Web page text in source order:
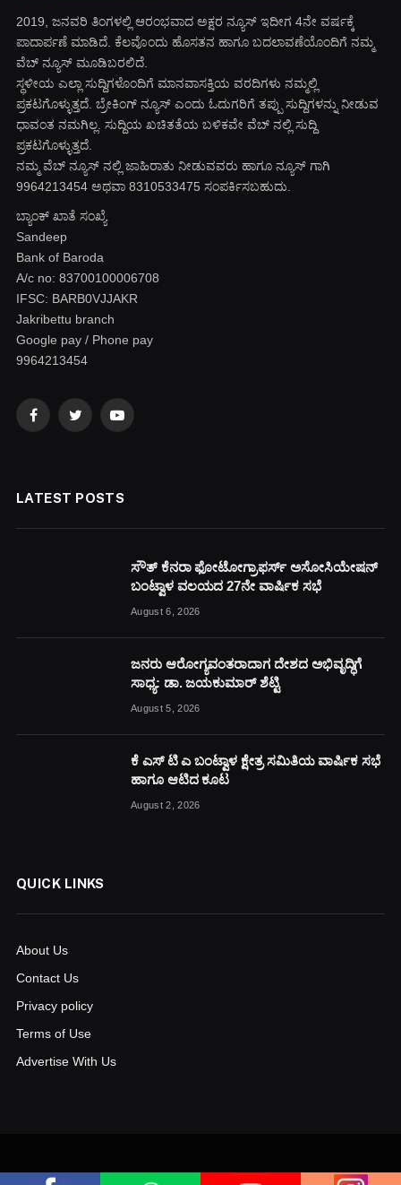
2019, ಜನವರಿ‌ ತಿಂಗಳಲ್ಲಿ ಆರಂಭವಾದ ಅಕ್ಷರ ನ್ಯೂಸ್ ಇದೀಗ 4ನೇ ವರ್ಷಕ್ಕೆ
ಪಾದಾರ್ಪಣೆ ಮಾಡಿದೆ. ಕೆಲವೊಂದು ಹೊಸತನ ಹಾಗೂ ಬದಲಾವಣೆಯೊಂದಿಗೆ ನಮ್ಮ
ವೆಬ್ ನ್ಯೂಸ್ ಮೂಡಿಬರಲಿದೆ.
ಸ್ಥಳೀಯ ಎಲ್ಲಾ ಸುದ್ದಿಗಳೊಂದಿಗೆ ಮಾನವಾಸಕ್ತಿಯ ವರದಿಗಳು ನಮ್ಮಲ್ಲಿ
ಪ್ರಕಟಗೊಳ್ಳುತ್ತದೆ. ಬ್ರೇಕಿಂಗ್ ನ್ಯೂಸ್ ಎಂದು ಓದುಗರಿಗೆ ತಪ್ಪು ಸುದ್ದಿಗಳನ್ನು ನೀಡುವ
ಧಾವಂತ ನಮಗಿಲ್ಲ. ಸುದ್ದಿಯ ಖಚಿತತೆಯ ಬಳಿಕವೇ ವೆಬ್ ನಲ್ಲಿ ಸುದ್ದಿ
ಪ್ರಕಟಗೊಳ್ಳುತ್ತದೆ.
ನಮ್ಮ ವೆಬ್ ನ್ಯೂಸ್ ನಲ್ಲಿ ಜಾಹಿರಾತು ನೀಡುವವರು ಹಾಗೂ ನ್ಯೂಸ್ ಗಾಗಿ
9964213454 ಅಥವಾ 8310533475 ಸಂಪರ್ಕಿಸಬಹುದು.
ಬ್ಯಾಂಕ್ ಖಾತೆ ಸಂಖ್ಯೆ
Sandeep
Bank of Baroda
A/c no: 83700100006708
IFSC: BARB0VJJAKR
Jakribettu branch
Google pay / Phone pay
9964213454
FacebookTwitter YouTube
LATEST POSTS
ಸೌತ್ ಕೆನರಾ ಫೋಟೋಗ್ರಾಫರ್ಸ್ ಅಸೋಸಿಯೇಷನ್
ಬಂಟ್ವಾಳ ವಲಯದ 27ನೇ ವಾರ್ಷಿಕ ಸಭೆ
August 6, 2026
ಜನರು ಆರೋಗ್ಯವಂತರಾದಾಗ ದೇಶದ ಅಭಿವೃದ್ಧಿಗೆ
ಸಾಧ್ಯ: ಡಾ. ಜಯಕುಮಾರ್ ಶೆಟ್ಟಿ
August 5, 2026
ಕೆ ಎಸ್ ಟಿ ಎ ಬಂಟ್ವಾಳ ಕ್ಷೇತ್ರ ಸಮಿತಿಯ ವಾರ್ಷಿಕ ಸಭೆ
ಹಾಗೂ ಆಟಿದ ಕೂಟ
August 2, 2026
QUICK LINKS
About Us
Contact Us
Privacy policy
Terms of Use
Advertise With Us
© 2026www.aksharanews.in. Powered bybluelinecomputers.com